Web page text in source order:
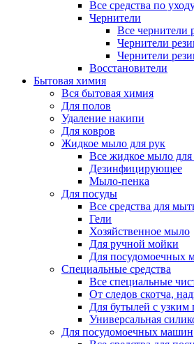
Все средства по
Чернители
Все чернители
Чернители
Чернители
Восстановители
Бытовая химия
Вся бытовая химия
Для полов
Удаление накипи
Для ковров
Жидкое мыло для рук
Все жидкое мыло для
Дезинфицирующее
Мыло-пенка
Для посуды
Все средства для
Гели
Хозяйственное мыло
Для ручной мойки
Для посудомоечных
Специальные средства
Все специальные
От следов скотча,
Для бутылей с узким
Универсальная
Для посудомоечных машин